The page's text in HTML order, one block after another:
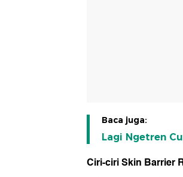
Baca juga:
Lagi Ngetren
Ciri-ciri Skin Barrier